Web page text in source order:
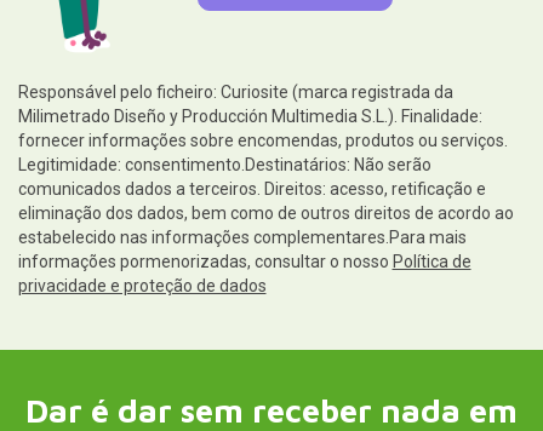
Responsável pelo ficheiro: Curiosite (marca registrada da
Milimetrado Diseño y Producción Multimedia S.L.). Finalidade:
fornecer informações sobre encomendas, produtos ou serviços.
Legitimidade: consentimento.Destinatários: Não serão
comunicados dados a terceiros. Direitos: acesso, retificação e
eliminação dos dados, bem como de outros direitos de acordo ao
estabelecido nas informações complementares.Para mais
informações pormenorizadas, consultar o nosso Política de
privacidade e proteção de dados
Dar é dar sem receber nada em